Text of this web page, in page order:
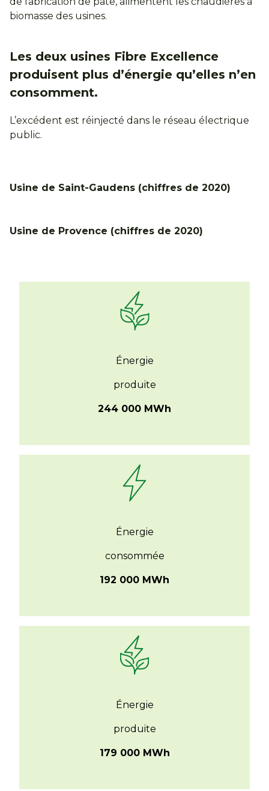
biomasse des usines.
Les deux usines Fibre Excellence
produisent plus d’énergie qu’elles n’en
consomment.
L’excédent est réinjecté dans le réseau électrique
public.
Usine de Saint-Gaudens (chiffres de 2020)
Usine de Provence (chiffres de 2020)
Énergie
produite
244 000 MWh
Énergie
consommée
192 000 MWh
Énergie
produite
179 000 MWh